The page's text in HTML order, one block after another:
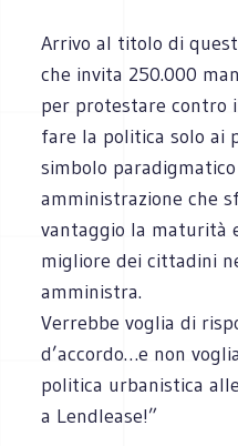
Arrivo al titolo di
che invita 250.000
per protestare contro
fare la politica solo ai
simbolo
amministrazione che
vantaggio la maturità
migliore dei cittadini
amministra.
Verrebbe voglia di
d’accordo…e non
politica urbanistica
a Lendlease!”